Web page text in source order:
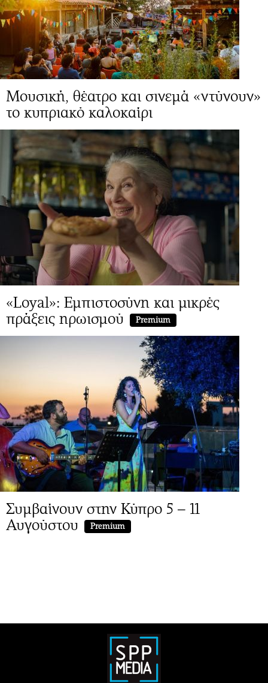
Μουσική, θέατρο και σινεμά «ντύνουν»
το κυπριακό καλοκαίρι
«Loyal»: Εμπιστοσύνη και μικρές
πράξεις ηρωισμού
Premium
Συμβαίνουν στην Κύπρο 5 – 11
Αυγούστου
Premium